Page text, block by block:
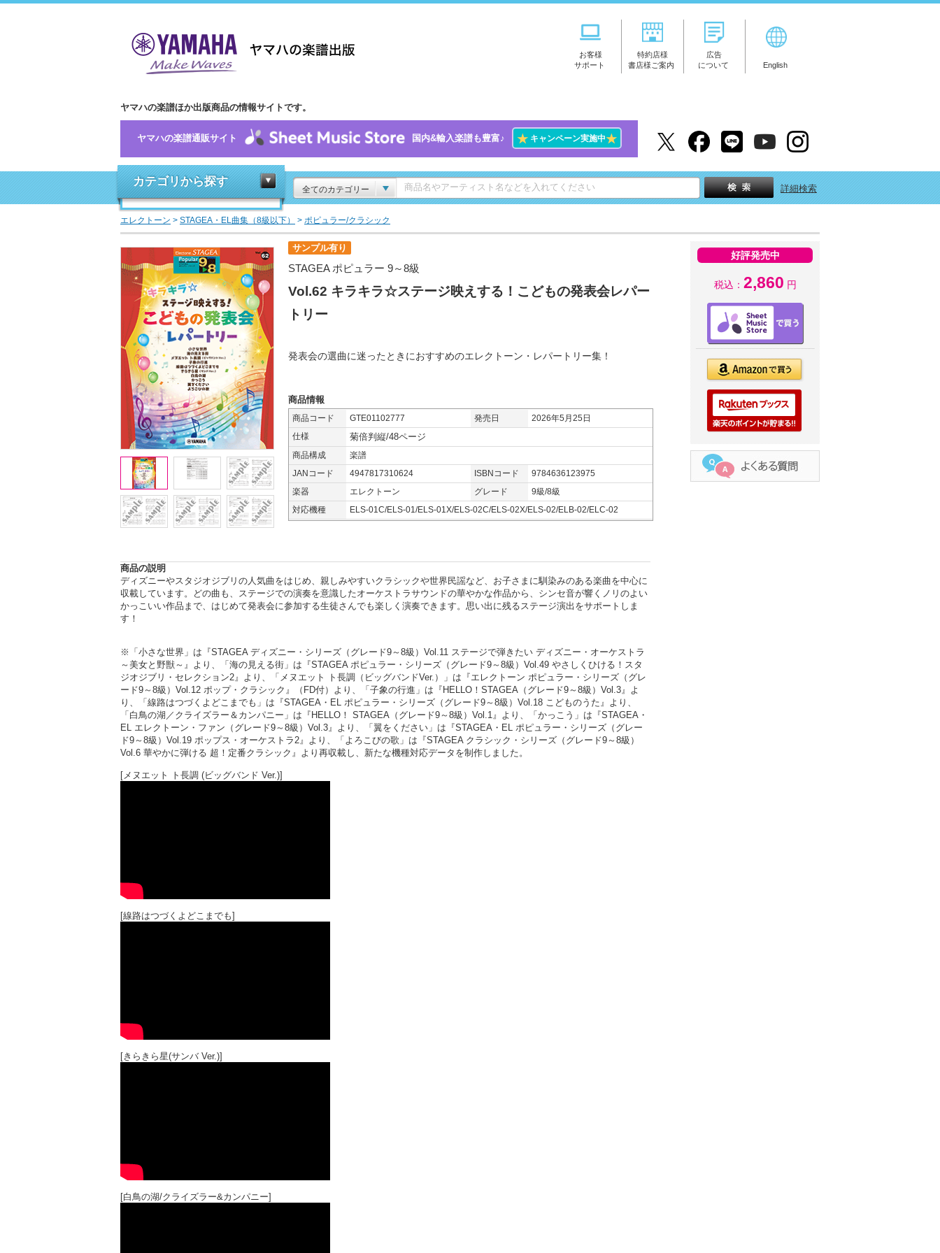
お客様
サポート
特約店様
書店様ご案内
広告
について
English
ヤマハの楽譜ほか出版商品の情報サイトです。
ヤマハの楽譜通販サイト 国内&輸入楽譜も豊富♪ ★キャンペーン実施中★
カテゴリから探す
全てのカテゴリー 詳細検索
エレクトーン > STAGEA・EL曲集（8級以下） > ポピュラー/クラシック
サンプル有り
STAGEA ポピュラー 9～8級
Vol.62 キラキラ☆ステージ映えする！こどもの発表会レパー
トリー
発表会の選曲に迷ったときにおすすめのエレクトーン・レパートリー集！
商品情報
商品コード GTE01102777 発売日
2026年5月25日
仕様
菊倍判縦/48ページ
商品構成
楽譜
JANコード
4947817310624 ISBNコード
9784636123975
楽器
エレクトーン グレード
9級/8級
対応機種
ELS-01C/ELS-01/ELS-01X/ELS-02C/ELS-02X/ELS-02/ELB-02/ELC-02
商品の説明
ディズニーやスタジオジブリの人気曲をはじめ、親しみやすいクラシックや世界民謡など、お子さまに馴染みのある楽曲を中心に
収載しています。どの曲も、ステージでの演奏を意識したオーケストラサウンドの華やかな作品から、シンセ音が響くノリのよい
かっこいい作品まで、はじめて発表会に参加する生徒さんでも楽しく演奏できます。思い出に残るステージ演出をサポートしま
す！
※「小さな世界」は『STAGEA ディズニー・シリーズ（グレード9～8級）Vol.11 ステージで弾きたい ディズニー・オーケストラ
～美女と野獣～』より、「海の見える街」は『STAGEA ポピュラー・シリーズ（グレード9～8級）Vol.49 やさしくひける！スタ
ジオジブリ・セレクション2』より、「メヌエット ト長調（ビッグバンドVer.）」は『エレクトーン ポピュラー・シリーズ（グレ
ード9～8級）Vol.12 ポップ・クラシック』（FD付）より、「子象の行進」は『HELLO！STAGEA（グレード9～8級）Vol.3』よ
り、「線路はつづくよどこまでも」は『STAGEA・EL ポピュラー・シリーズ（グレード9～8級）Vol.18 こどものうた』より、
「白鳥の湖／クライズラー＆カンパニー」は『HELLO！ STAGEA（グレード9～8級）Vol.1』より、「かっこう」は『STAGEA・
EL エレクトーン・ファン（グレード9～8級）Vol.3』より、「翼をください」は『STAGEA・EL ポピュラー・シリーズ（グレー
ド9～8級）Vol.19 ポップス・オーケストラ2』より、「よろこびの歌」は『STAGEA クラシック・シリーズ（グレード9～8級）
Vol.6 華やかに弾ける 超！定番クラシック』より再収載し、新たな機種対応データを制作しました。
[メヌエット ト長調 (ビッグバンド Ver.)]
[線路はつづくよどこまでも]
[きらきら星(サンバ Ver.)]
[白鳥の湖/クライズラー&カンパニー]
好評発売中
税込： 2,860 円